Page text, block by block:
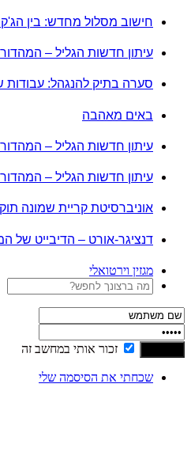
חישוב מסלול מחדש: בין
עיתון חדשות הגליל – המהדורה
סערה בתיק להנגהל:
באים מאהבה
עיתון חדשות הגליל – המהדורה
עיתון חדשות הגליל – המהדורה
אוניברסיטת קריית שמונה
דנציגר-אורט – הדיבייט של
מגזין וירטואלי
זכור אותי במחשב זה
שכחתי את הסיסמה שלי